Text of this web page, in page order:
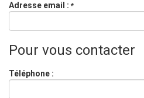
Adresse email : *
Pour vous contacter
Téléphone :